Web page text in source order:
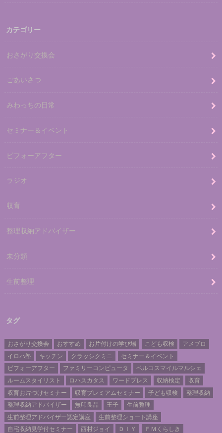
カテゴリー
おさがり交換会
ごあいさつ
みわっちの日常
セミナー＆イベント
ビフォーアフター
ラジオ
収育
整理収納アドバイザー
未分類
生前整理
タグ
おさがり交換会 おすすめ お片付けの学び場 こども収検
アメブロ
イロハ塾
キッチン クラッシクミニ
セミナー＆イベント
ビフォーアフター
ファミリーコンピュータ
ベルコスマイルマルシェ
ルームスタイリスト
ロハスカタス ワードプレス 収納検定
収育
収育お片づけセミナー
収育プレミアムセミナー 子ども収検
整理収納
整理収納アドバイザー
無印良品 王子
生前整理
生前整理アドバイザー認定講座
生前整理ショート講座
自宅収納見学付セミナー
西村ジョイ ＤＩＹ
ＦＭくらしき